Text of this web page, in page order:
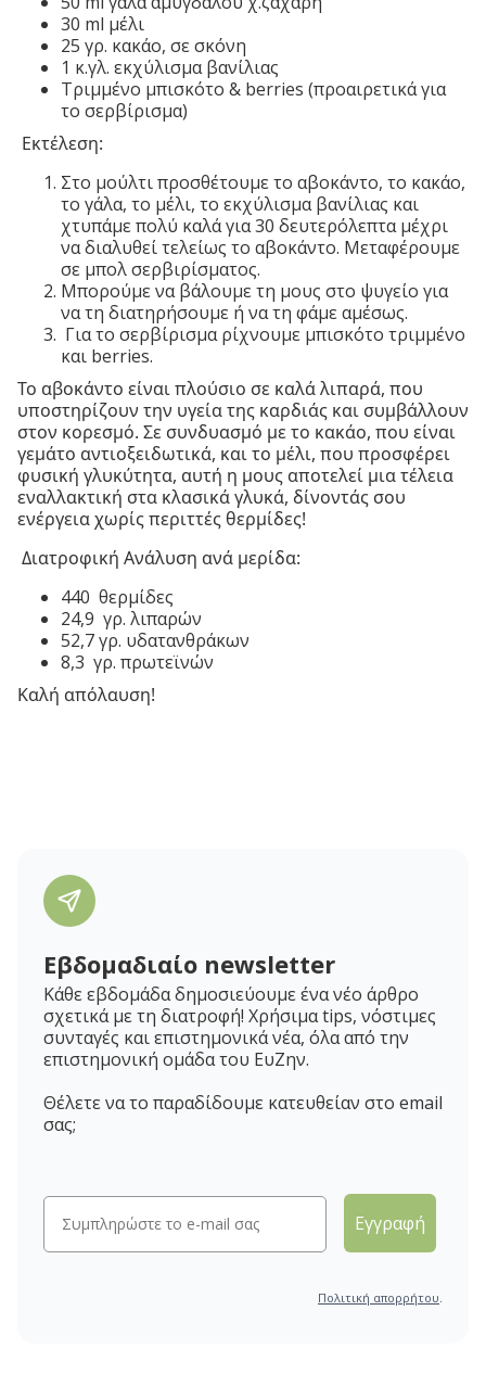
30 ml μέλι
25 γρ. κακάο, σε σκόνη
1 κ.γλ. εκχύλισμα βανίλιας
Τριμμένο μπισκότο & berries (προαιρετικά για
το σερβίρισμα)
Εκτέλεση:
Στο μούλτι προσθέτουμε το αβοκάντο, το κακάο,
το γάλα, το μέλι, το εκχύλισμα βανίλιας και
χτυπάμε πολύ καλά για 30 δευτερόλεπτα μέχρι
να διαλυθεί τελείως το αβοκάντο. Μεταφέρουμε
σε μπολ σερβιρίσματος.
Μπορούμε να βάλουμε τη μους στο ψυγείο για
να τη διατηρήσουμε ή να τη φάμε αμέσως.
Για το σερβίρισμα ρίχνουμε μπισκότο τριμμένο
και berries.
Το αβοκάντο είναι πλούσιο σε καλά λιπαρά, που
υποστηρίζουν την υγεία της καρδιάς και συμβάλλουν
στον κορεσμό. Σε συνδυασμό με το κακάο, που είναι
γεμάτο αντιοξειδωτικά, και το μέλι, που προσφέρει
φυσική γλυκύτητα, αυτή η μους αποτελεί μια τέλεια
εναλλακτική στα κλασικά γλυκά, δίνοντάς σου
ενέργεια χωρίς περιττές θερμίδες!
Διατροφική Ανάλυση ανά μερίδα:
440 θερμίδες
24,9 γρ. λιπαρών
52,7 γρ. υδατανθράκων
8,3 γρ. πρωτεϊνών
Καλή απόλαυση!
Εβδομαδιαίο newsletter
Κάθε εβδομάδα δημοσιεύουμε ένα νέο άρθρο
σχετικά με τη διατροφή! Χρήσιμα tips, νόστιμες
συνταγές και επιστημονικά νέα, όλα από την
επιστημονική ομάδα του ΕυΖην.
Θέλετε να το παραδίδουμε κατευθείαν στο email
σας;
Εγγραφή
Πολιτική απορρήτου.